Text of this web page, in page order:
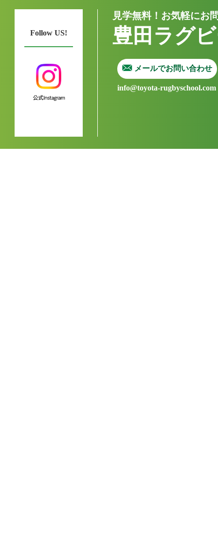
Follow US!
見学無料！お気軽にお
豊田ラグ
メールでお問い合わせ
info@toyota-rugbyschool.com